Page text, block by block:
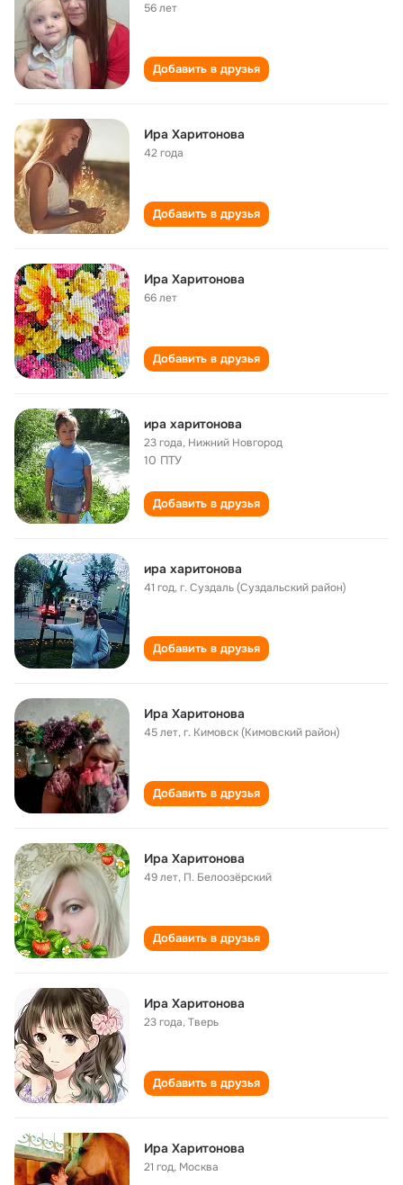
56 лет
Добавить в друзья
Ира Харитонова
42 года
Добавить в друзья
Ира Харитонова
66 лет
Добавить в друзья
ира харитонова
23 года, Нижний Новгород
10 ПТУ
Добавить в друзья
ира харитонова
41 год,г. Суздаль (Суздальский район)
Добавить в друзья
Ира Харитонова
45 лет,г. Кимовск (Кимовский район)
Добавить в друзья
Ира Харитонова
49 лет, П. Белоозёрский
Добавить в друзья
Ира Харитонова
23 года,Тверь
Добавить в друзья
Ира Харитонова
21 год, Москва